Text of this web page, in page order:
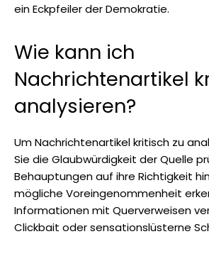
ein Eckpfeiler der Demokratie.
Wie kann ich
Nachrichtenartikel
analysieren?
Um Nachrichtenartikel kritisch zu
Sie die Glaubwürdigkeit der Quelle
Behauptungen auf ihre Richtigkeit
mögliche Voreingenommenheit
Informationen mit Querverweisen
Clickbait oder sensationslüsterne